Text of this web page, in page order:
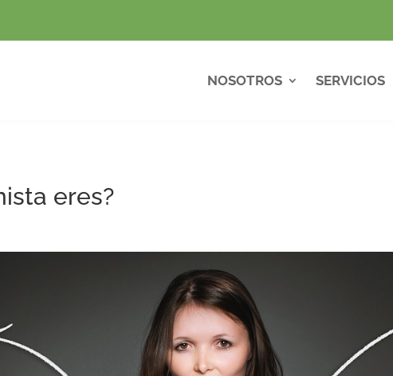
NOSOTROS SERVICIOS
eres?